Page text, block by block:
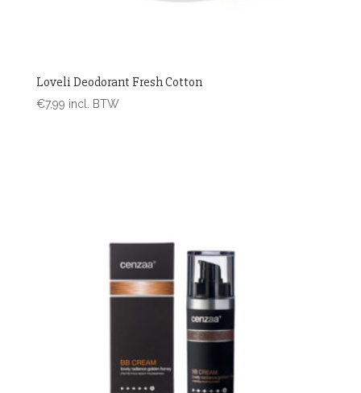
Loveli Deodorant Fresh Cotton
€7,99 incl. BTW